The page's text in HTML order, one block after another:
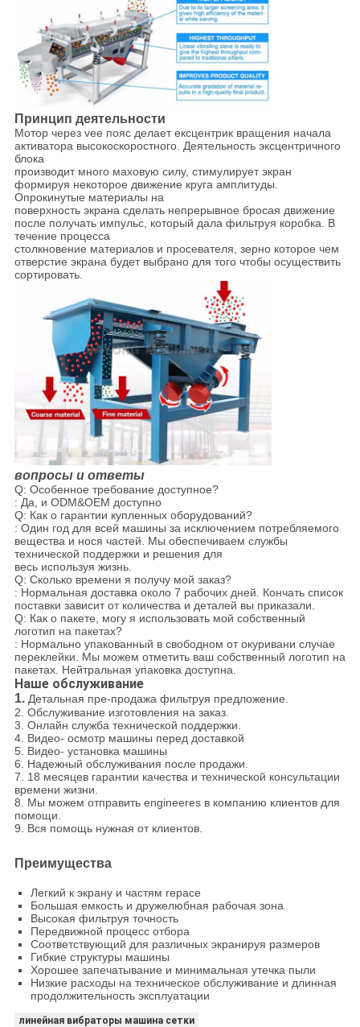
Принцип деятельности
Мотор через vee пояс делает ексцентрик вращения начала
активатора высокоскоростного. Деятельность эксцентричного
блока
производит много маховую силу, стимулирует экран
формируя некоторое движение круга амплитуды.
Опрокинутые материалы на
поверхность экрана сделать непрерывное бросая движение
после получать импульс, который дала фильтруя коробка. В
течение процесса
столкновение материалов и просевателя, зерно которое чем
отверстие экрана будет выбрано для того чтобы осуществить
сортировать.
вопросы и ответы
Q: Особенное требование доступное?
: Да, и ODM&OEM доступно
Q: Как о гарантии купленных оборудований?
: Один год для всей машины за исключением потребляемого
вещества и нося частей. Мы обеспечиваем службы
технической поддержки и решения для
весь используя жизнь.
Q: Сколько времени я получу мой заказ?
: Нормальная доставка около 7 рабочих дней. Кончать список
поставки зависит от количества и деталей вы приказали.
Q: Как о пакете, могу я использовать мой собственный
логотип на пакетах?
: Нормально упакованный в свободном от окуривани случае
переклейки. Мы можем отметить ваш собственный логотип на
пакетах. Нейтральная упаковка доступна.
Наше обслуживание
1. Детальная пре-продажа фильтруя предложение.
2. Обслуживание изготовления на заказ.
3. Онлайн служба технической поддержки.
4. Видео- осмотр машины перед доставкой
5. Видео- установка машины
6. Надежный обслуживания после продажи.
7. 18 месяцев гарантии качества и технической консультации
времени жизни.
8. Мы можем отправить engineeres в компанию клиентов для
помощи.
9. Вся помощь нужная от клиентов.
Преимущества
Легкий к экрану и частям repace
Большая емкость и дружелюбная рабочая зона
Высокая фильтруя точность
Передвижной процесс отбора
Соответствующий для различных экранируя размеров
Гибкие структуры машины
Хорошее запечатывание и минимальная утечка пыли
Низкие расходы на техническое обслуживание и длинная
продолжительность эксплуатации
линейная вибраторы машина сетки